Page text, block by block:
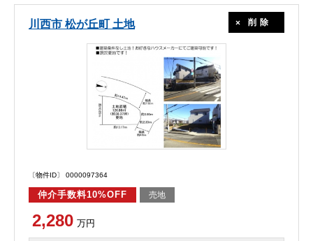
川西市 松が丘町 土地 削除
〔物件ID〕 0000097364
仲介手数料10%OFF 売地
2,280 万円